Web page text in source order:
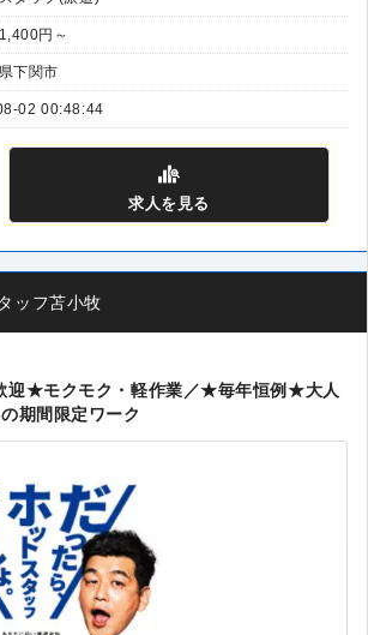
円～
下関市
02 00:48:44
求人 を見る
ッフ苫小牧
迎★モクモク・軽作業／★毎年恒例★大人
期間限定ワーク